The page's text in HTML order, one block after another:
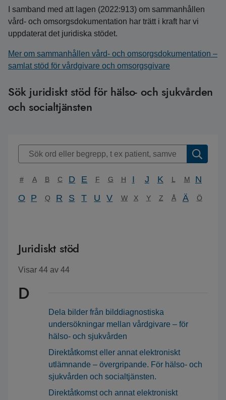
I samband med att lagen (2022:913) om sammanhållen
vård- och omsorgsdokumentation har trätt i kraft har vi
uppdaterat det juridiska stödet.
Mer om sammanhållen vård- och omsorgsdokumentation –
samlat stöd för vårdgivare och omsorgsgivare
Sök juridiskt stöd för hälso- och sjukvården
och socialtjänsten
# A B C D E F G H I J K L M
N
O
P Q R S T U V W X Y Z Å Ä Ö
Juridiskt stöd
Visar 44 av 44
D
Dela bilder från bilddiagnostiska
undersökningar mellan vårdgivare – för
hälso- och sjukvården
Direktåtkomst eller annat elektroniskt
utlämnande – övergripande. För hälso- och
sjukvården och socialtjänsten.
Direktåtkomst och annat elektroniskt